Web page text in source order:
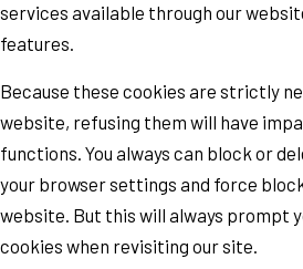
services available through our
features.
Because these cookies are strictly
website, refusing them will have
functions. You always can block or
your browser settings and force
website. But this will always prompt
cookies when revisiting our site.